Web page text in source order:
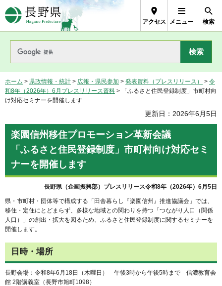
長野県Nagano Prefecture
アクセス メニュー 検索
ホーム > 県政情報・統計 > 広報・県民参加 > 発表資料（プレスリリース） > 令
和8年（2026年）6月プレスリリース資料 > 「ふるさと住民登録制度」市町村向
け対応セミナーを開催します
更新日：2026年6月5日
楽園信州移住プロモーション革新会議
「ふるさと住民登録制度」市町村向け対応セミ
ナーを開催します
長野県（企画振興部）プレスリリース令和8年（2026年）6月5日
県・市町村・団体等で構成する「田舎暮らし『楽園信州』推進協議会」では、
移住・定住にとどまらず、多様な地域との関わりを持つ「つながり人口（関係
人口）」の創出・拡大を図るため、ふるさと住民登録制度に関するセミナーを
開催します。
日時・場所
長野会場：令和8年6月18日（木曜日） 午後3時から午後5時まで 信濃教育会
館 2階講義室（長野市旭町1098）